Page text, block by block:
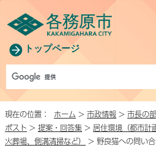
トップページ
現在の位置： ホーム > 市政情報 > 市長の
ポスト > 提案・回答集 > 居住環境（都市計
火葬場、側溝清掃など）
> 野良猫への問い